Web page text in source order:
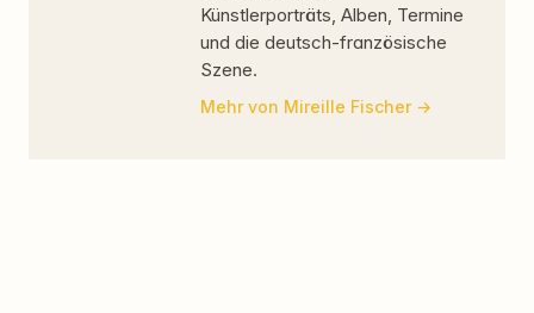
Künstlerporträts, Alben, Termine
und die deutsch-französische
Szene.
Mehr von Mireille Fischer